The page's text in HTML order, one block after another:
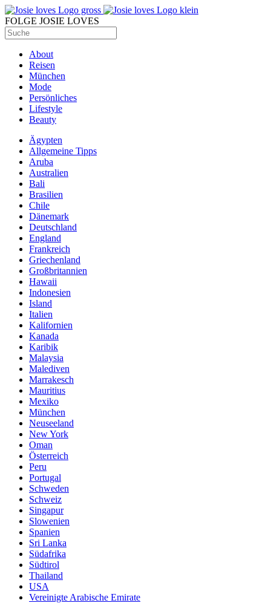
FOLGE JOSIE LOVES
About
Reisen
München
Mode
Persönliches
Lifestyle
Beauty
Ägypten
Allgemeine Tipps
Aruba
Australien
Bali
Brasilien
Chile
Dänemark
Deutschland
England
Frankreich
Griechenland
Großbritannien
Hawaii
Indonesien
Island
Italien
Kalifornien
Kanada
Karibik
Malaysia
Malediven
Marrakesch
Mauritius
Mexiko
München
Neuseeland
New York
Oman
Österreich
Peru
Portugal
Schweden
Schweiz
Singapur
Slowenien
Spanien
Sri Lanka
Südafrika
Südtirol
Thailand
USA
Vereinigte Arabische Emirate